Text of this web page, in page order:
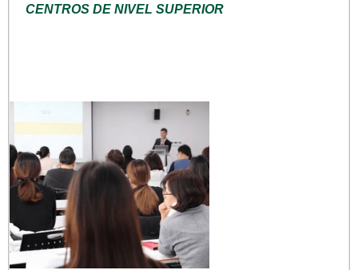
CENTROS DE NIVEL SUPERIOR